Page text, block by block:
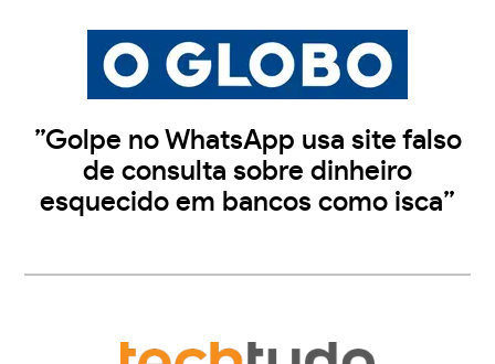
”Golpe no WhatsApp usa site falso
de consulta sobre dinheiro
esquecido em bancos como isca”